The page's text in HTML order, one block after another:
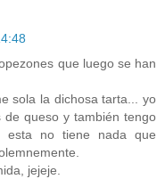
que luego se han
sola la dichosa tarta... yo
queso y también tengo
esta no tiene nada que
jejeje.